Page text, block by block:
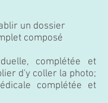
un dossier
composé
complétée et
d'y coller la photo;
complétée et